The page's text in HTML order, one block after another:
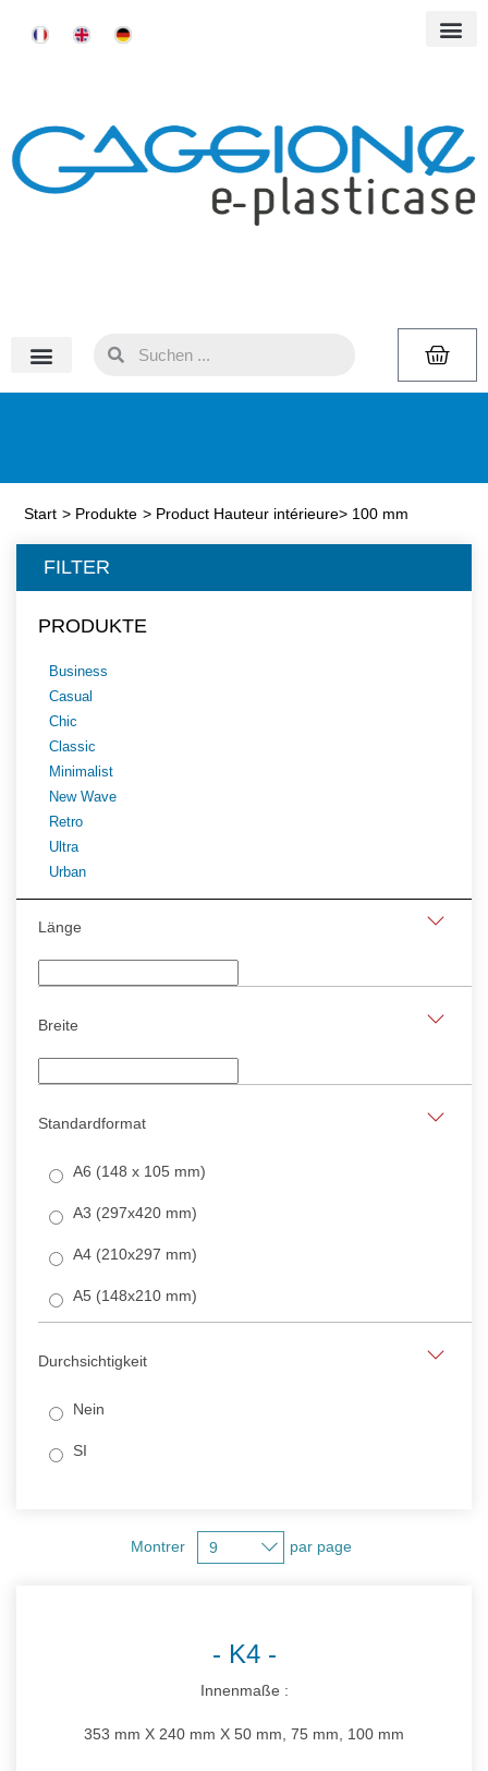
Start > Produkte > Product Hauteur intérieure> 100 mm
FILTER
PRODUKTE
Business
Casual
Chic
Classic
Minimalist
New Wave
Retro
Ultra
Urban
Länge
Breite
Standardformat
A6 (148 x 105 mm)
A3 (297x420 mm)
A4 (210x297 mm)
A5 (148x210 mm)
Durchsichtigkeit
Nein
SI
Montrer par page
K4
Innenmaße :
353 mm X 240 mm X 50 mm, 75 mm, 100 mm